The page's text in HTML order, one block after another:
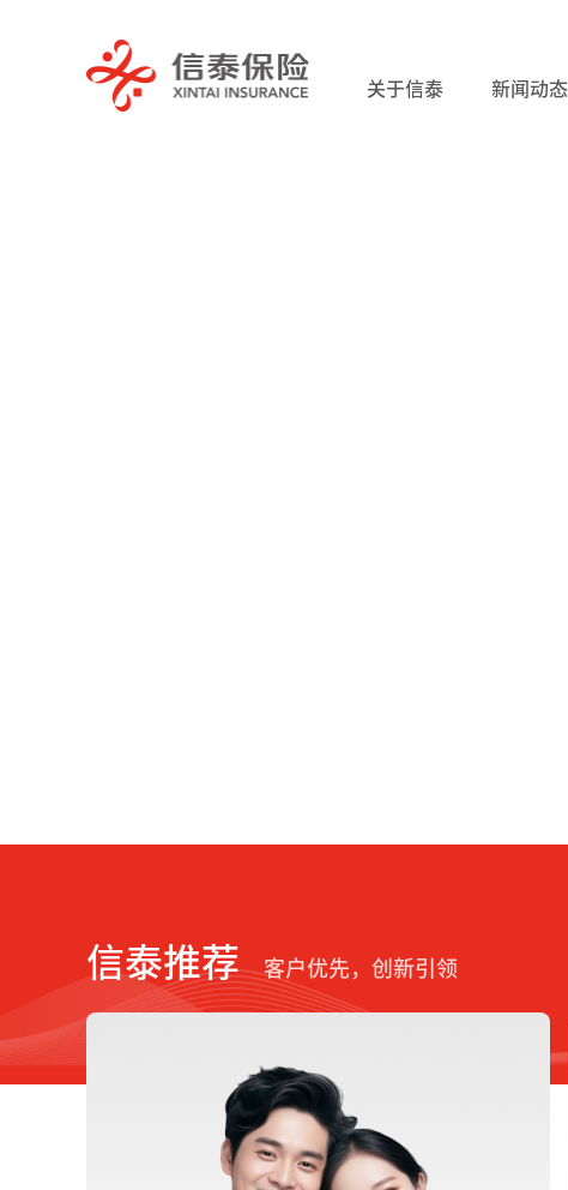
关于信泰 新闻动态
信泰推荐 客户优先，创新引领